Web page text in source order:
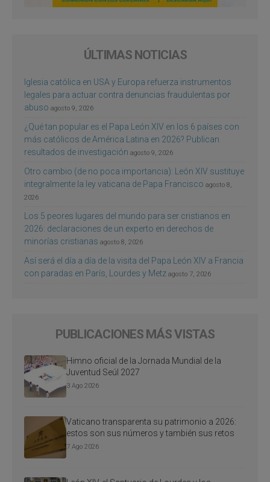
ÚLTIMAS NOTICIAS
Iglesia católica en USA y Europa refuerza instrumentos
legales para actuar contra denuncias fraudulentas por
abuso agosto 9, 2026
¿Qué tan popular es el Papa León XIV en los 6 países con
más católicos de América Latina en 2026? Publican
resultados de investigación agosto 9, 2026
Otro cambio (de no poca importancia): León XIV sustituye
integralmente la ley vaticana de Papa Francisco agosto 8,
2026
Los 5 peores lugares del mundo para ser cristianos en
2026: declaraciones de un experto en derechos de
minorías cristianas agosto 8, 2026
Así será el día a día de la visita del Papa León XIV a Francia
con paradas en París, Lourdes y Metz agosto 7, 2026
PUBLICACIONES MÁS VISTAS
Himno oficial de la Jornada Mundial de la
Juventud Seúl 2027
3 Ago 2026
Vaticano transparenta su patrimonio a 2026:
estos son sus números y también sus retos
7 Ago 2026